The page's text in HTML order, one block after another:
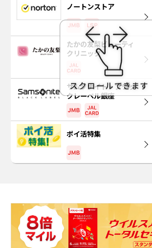
ノートンストア
たかの友梨ビューティ
クリニック
サムソナイト・ブラッ
クレーベル銀座
ポイ活特集